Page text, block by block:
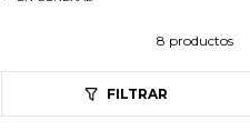
8 productos
FILTRAR